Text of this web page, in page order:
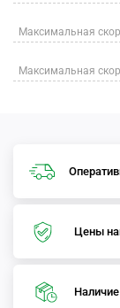
Максимальная
Максимальная
Цены